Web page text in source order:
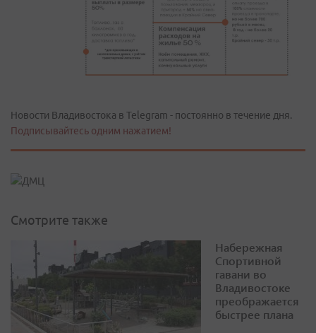
Новости Владивостока в Telegram - постоянно в течение дня.
Подписывайтесь одним нажатием!
Смотрите также
Набережная
Спортивной
гавани во
Владивостоке
преображается
быстрее плана